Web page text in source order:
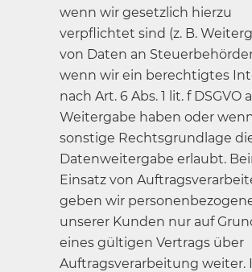
wenn wir gesetzlich hierzu
verpflichtet sind (z. B.
von Daten an
wenn wir ein berechtigtes
nach Art. 6 Abs. 1 lit. f DSGVO
Weitergabe haben oder
sonstige Rechtsgrundlage
Datenweitergabe erlaubt.
Einsatz von
geben wir
unserer Kunden nur auf
eines gültigen Vertrags über
Auftragsverarbeitung weiter.